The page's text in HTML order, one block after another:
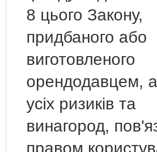
8 цього Закону,
придбаного або
виготовленого
орендодавцем,
усіх ризиків та
винагород,
правом